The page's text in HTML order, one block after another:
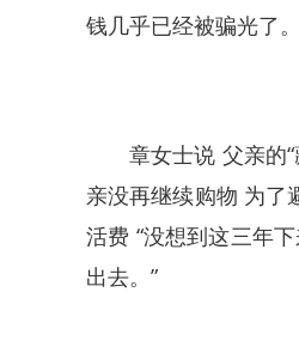
钱几乎已经被骗光了
章女士说 父亲的“
亲没再继续购物 为了
活费 “没想到这三年
出去。”